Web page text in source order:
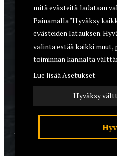
mitä evästeitä ladataan
Painamalla "Hyväksy
evästeiden latauksen.
valinta estää kaikki muut,
toiminnan kannalta
Lue lisääAsetukset
Hyväksy